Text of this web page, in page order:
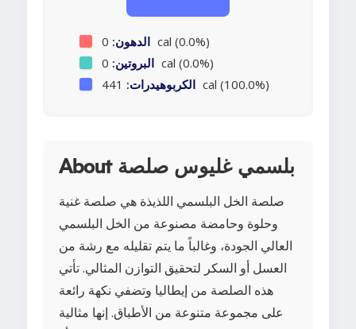
الدهون: 0 cal (0.0%)
البروتين: 0 cal (0.0%)
الكربوهيدرات: 441 cal (100.0%)
About بلسمي غليوس صلصة
صلصة الخل البلسمي اللذيذة هي صلصة غنية
وحلوة وحامضة مصنوعة من الخل البلسمي
العالي الجودة، وغالباً ما يتم تقليله مع رشة من
العسل أو السكر لتحقيق التوازن المثالي. تأتي
هذه الصلصة من إيطاليا وتضفي نكهة رائعة
على مجموعة متنوعة من الأطباق. إنها مثالية